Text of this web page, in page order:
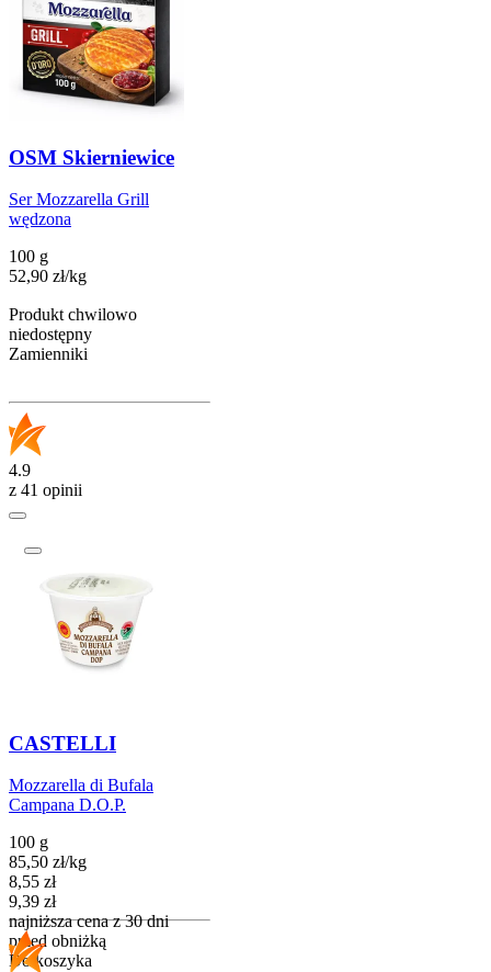
OSM Skierniewice
Ser Mozzarella Grill
wędzona
100 g
52,90 zł/kg
Produkt chwilowo
niedostępny
Zamienniki
4.9
z 41 opinii
CASTELLI
Mozzarella di Bufala
Campana D.O.P.
100 g
85,50 zł/kg
Cena promocyjna
8,55 zł
9,39 zł
najniższa cena z 30 dni
przed obniżką
Do koszyka